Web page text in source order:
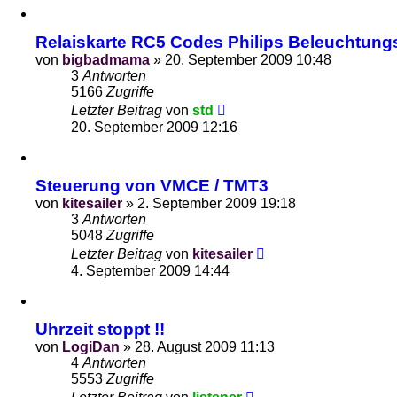
Relaiskarte RC5 Codes Philips
von bigbadmama » 20. September 2009 10:48
3 Antworten
5166 Zugriffe
Letzter Beitrag von std
20. September 2009 12:16
Steuerung von VMCE / TMT3
von kitesailer » 2. September 2009 19:18
3 Antworten
5048 Zugriffe
Letzter Beitrag von kitesailer
4. September 2009 14:44
Uhrzeit stoppt !!
von LogiDan » 28. August 2009 11:13
4 Antworten
5553 Zugriffe